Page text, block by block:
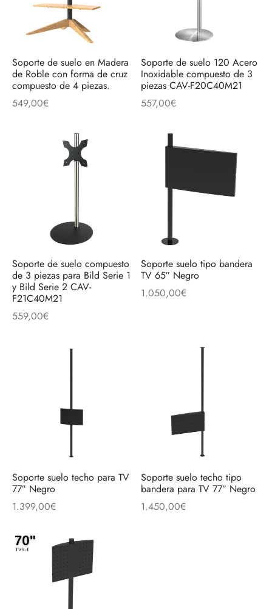
Soporte de suelo en Madera
de Roble con forma de cruz
compuesto de 4 piezas.
549,00€
Soporte de suelo 120 Acero
Inoxidable compuesto de 3
piezas CAV-F20C40M21
557,00€
Soporte de suelo compuesto
de 3 piezas para Bild Serie 1
y Bild Serie 2 CAV-
F21C40M21
559,00€
Soporte suelo tipo bandera
TV 65″ Negro
1.050,00€
Soporte suelo techo para TV
77″ Negro
1.399,00€
Soporte suelo techo tipo
bandera para TV 77″ Negro
1.450,00€